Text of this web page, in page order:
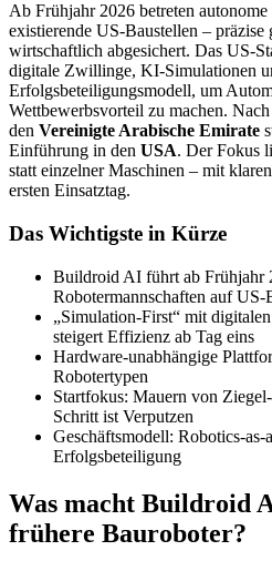
Ab Frühjahr 2026 betreten
existierende US-Baustellen –
wirtschaftlich abgesichert. Das US-
digitale Zwillinge, KI-Simulationen
Erfolgsbeteiligungsmodell, um
Wettbewerbsvorteil zu machen.
den Vereinigte Arabische Emirate
Einführung in den USA. Der Fokus
statt einzelner Maschinen – mit
ersten Einsatztag.
Das Wichtigste in Kürze
Buildroid AI führt ab Frühjahr
Robotermannschaften auf US-
„Simulation-First“ mit
steigert Effizienz ab Tag eins
Hardware-unabhängige
Robotertypen
Startfokus: Mauern von
Schritt ist Verputzen
Geschäftsmodell: Robotics-
Erfolgsbeteiligung
Was macht Buildroid
frühere Bauroboter?